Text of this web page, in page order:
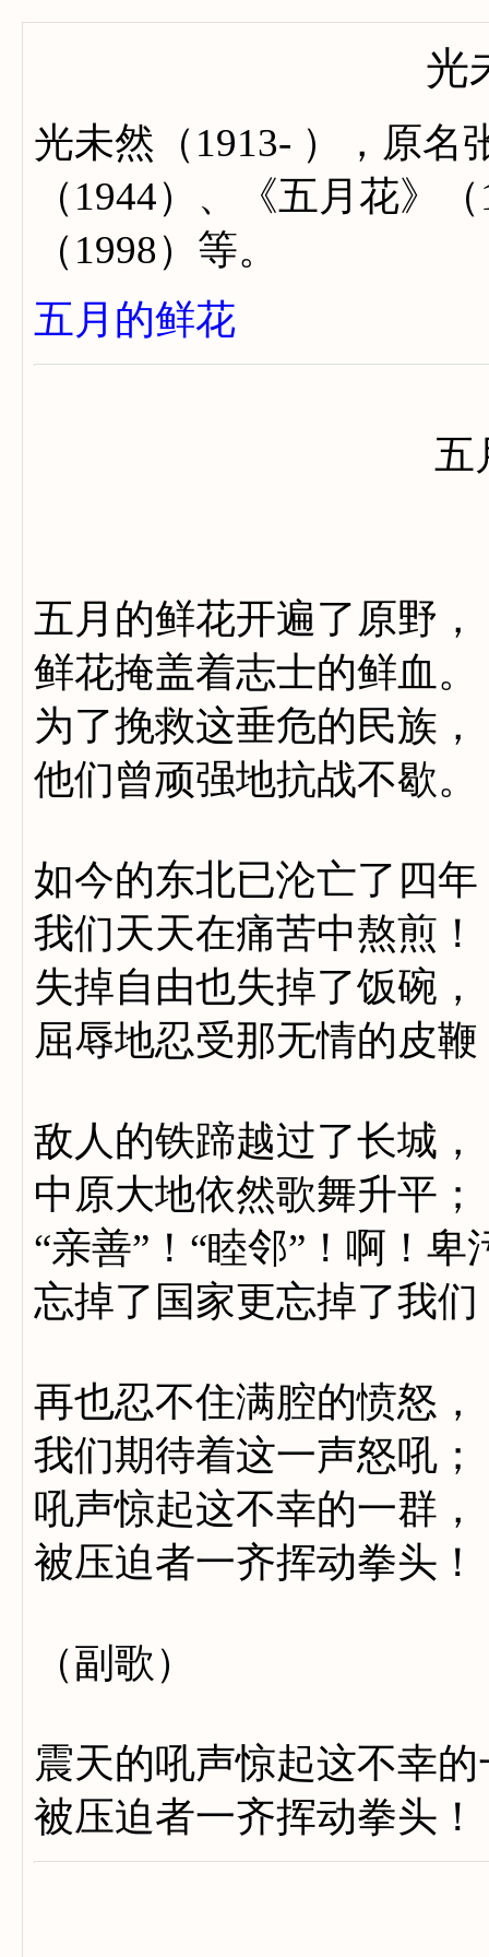
光
光未然（1913- ），原名
（1944）、《五月花》
（1998）等。
五月的鲜花
五
五月的鲜花开遍了原野，
鲜花掩盖着志士的鲜血。
为了挽救这垂危的民族，
他们曾顽强地抗战不歇。
如今的东北已沦亡了四年
我们天天在痛苦中熬煎！
失掉自由也失掉了饭碗，
屈辱地忍受那无情的皮鞭
敌人的铁蹄越过了长城，
中原大地依然歌舞升平；
“亲善”！“睦邻”！啊！卑
忘掉了国家更忘掉了我们
再也忍不住满腔的愤怒，
我们期待着这一声怒吼；
吼声惊起这不幸的一群，
被压迫者一齐挥动拳头！
（副歌）
震天的吼声惊起这不幸
被压迫者一齐挥动拳头！